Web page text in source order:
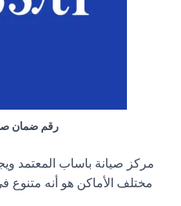
رقم ضمان
مركز صيانة باساب المعتمد
مختلف الأماكن هو أنه متنوع